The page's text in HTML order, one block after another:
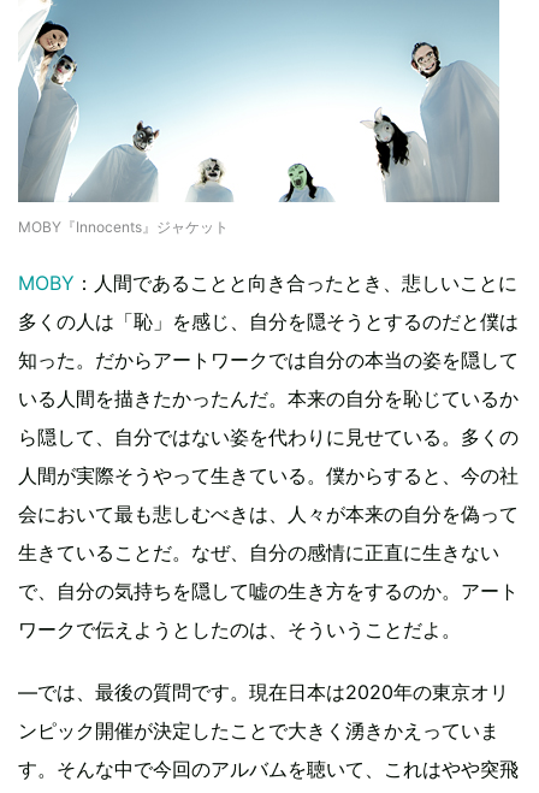
MOBY『Innocents』ジャケット
MOBY ：人間であることと向き合ったとき、悲しいことに
多くの人は「恥」を感じ、自分を隠そうとするのだと僕は
知った。だからアートワークでは自分の本当の姿を隠して
いる人間を描きたかったんだ。本来の自分を恥じているか
ら隠して、自分ではない姿を代わりに見せている。多くの
人間が実際そうやって生きている。僕からすると、今の社
会において最も悲しむべきは、人々が本来の自分を偽って
生きていることだ。なぜ、自分の感情に正直に生きない
で、自分の気持ちを隠して嘘の生き方をするのか。アート
ワークで伝えようとしたのは、そういうことだよ。
―では、最後の質問です。現在日本は2020年の東京オリ
ンピック開催が決定したことで大きく湧きかえっていま
す。そんな中で今回のアルバムを聴いて、これはやや突飛